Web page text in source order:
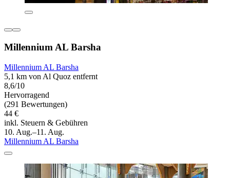
Millennium AL Barsha
Millennium AL Barsha
5,1 km von Al Quoz entfernt
8,6/10
Hervorragend
(291 Bewertungen)
44 €
inkl. Steuern & Gebühren
10. Aug.–11. Aug.
Millennium AL Barsha